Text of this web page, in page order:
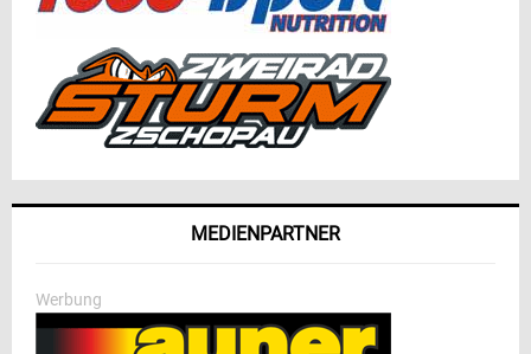
MEDIENPARTNER
Werbung